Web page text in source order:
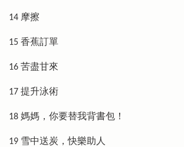
14 摩擦
15 香蕉訂單
16 苦盡甘來
17 提升泳術
18 媽媽，你要替我背書包！
19 雪中送炭，快樂助人